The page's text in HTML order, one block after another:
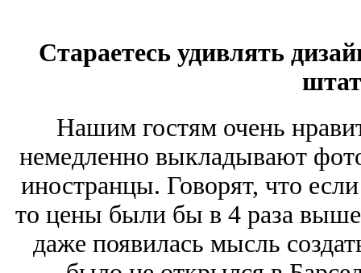
Стараетесь удивлять
Нашим гостям очень
немедленно выкладывают
иностранцы. Говорят, что
то цены были бы в 4 раза
даже появилась мысль